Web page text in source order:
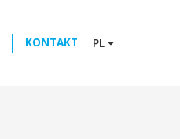
KONTAKT PL